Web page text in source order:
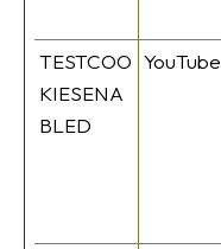
TESTCOO
KIESENA
BLED
YouTube